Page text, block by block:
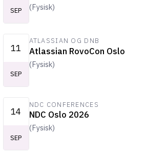
SEP (Fysisk)
11
SEP
ATLASSIAN OG DNB
Atlassian RovoCon Oslo
(Fysisk)
14
SEP
NDC CONFERENCES
NDC Oslo 2026
(Fysisk)